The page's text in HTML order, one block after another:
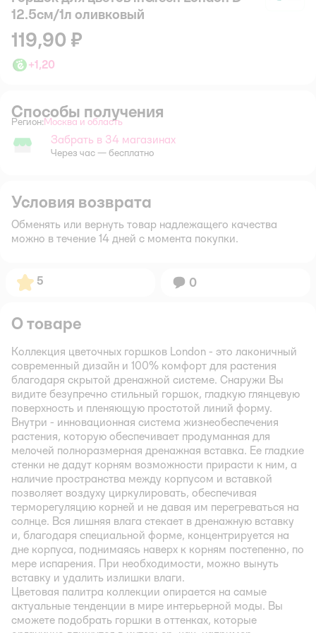
12.5см/1л оливковый
119,90 ₽
+1,20
Способы получения
Регион: Выбор адреса доставки.
Москва и область
Забрать в магазине
Забрать в 34 магазинах
Через час — бесплатно
Условия возврата
Обменять или вернуть товар надлежащего качества
можно в течение 14 дней с момента покупки.
Рейтинг:
5 Вопросов:
0
О товаре
Коллекция цветочных горшков London - это лаконичный
современный дизайн и 100% комфорт для растения
благодаря скрытой дренажной системе. Снаружи Вы
видите безупречно стильный горшок, гладкую глянцевую
поверхность и пленяющую простотой линий форму.
Внутри - инновационная система жизнеобеспечения
растения, которую обеспечивает продуманная для
мелочей полноразмерная дренажная вставка. Ее гладкие
стенки не дадут корням возможности прирасти к ним, а
наличие пространства между корпусом и вставкой
позволяет воздуху циркулировать, обеспечивая
терморегуляцию корней и не давая им перегреваться на
солнце. Вся лишняя влага стекает в дренажную вставку
и, благодаря специальной форме, концентрируется на
дне корпуса, поднимаясь наверх к корням постепенно, по
мере испарения. При необходимости, можно вынуть
вставку и удалить излишки влаги.
Цветовая палитра коллекции опирается на самые
актуальные тенденции в мире интерьерной моды. Вы
сможете подобрать горшки в оттенках, которые